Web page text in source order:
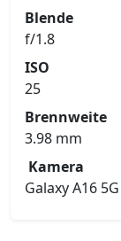
Blende
f/1.8
ISO
25
Brennweite
3.98 mm
Kamera
Galaxy A16 5G